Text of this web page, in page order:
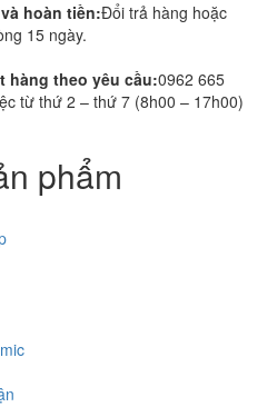
hoàn tiền:Đổi trả hàng hoặc
15 ngày.
hàng theo yêu cầu:0962 665
từ thứ 2 – thứ 7 (8h00 – 17h00)
phẩm